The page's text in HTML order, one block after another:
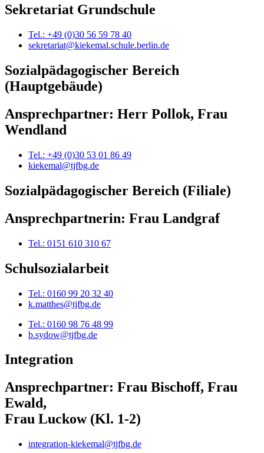
Sekretariat Grundschule
Tel.: +49 (0)30 56 59 78 40
sekretariat@kiekemal.schule.berlin.de
Sozialpädagogischer Bereich
(Hauptgebäude)
Ansprechpartner: Herr Pollok, Frau
Wendland
Tel.: +49 (0)30 53 01 86 49
kiekemal@tjfbg.de
Sozialpädagogischer Bereich (Filiale)
Ansprechpartnerin: Frau Landgraf
Tel.: 0151 610 310 67
Schulsozialarbeit
Tel.: 0160 99 20 32 40
k.matthes@tjfbg.de
Tel.: 0160 98 76 48 99
b.sydow@tjfbg.de
Integration
Ansprechpartner: Frau Bischoff, Frau
Ewald,
Frau Luckow (Kl. 1-2)
integration-kiekemal@tjfbg.de